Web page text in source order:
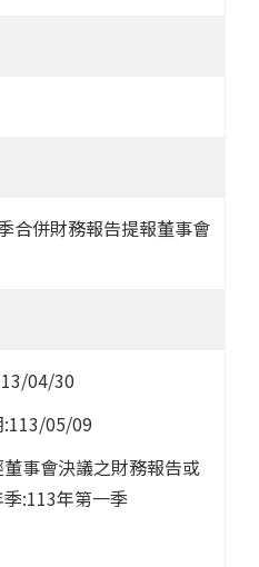
合併財務報告提報董事會
04/30
:113/05/09
事會決議之財務報告或
:113年第一季